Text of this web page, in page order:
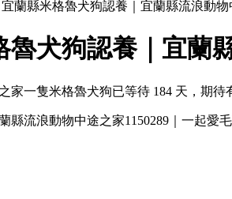
宜蘭縣米格魯犬狗認養｜宜蘭縣流浪動物
魯犬狗認養｜宜蘭
家一隻米格魯犬狗已等待 184 天，期